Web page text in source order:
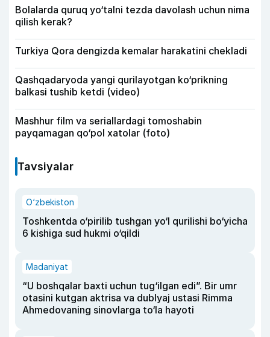
Bolalarda quruq yo‘talni tezda davolash uchun nima
qilish kerak?
Turkiya Qora dengizda kemalar harakatini chekladi
Qashqadaryoda yangi qurilayotgan ko‘prikning
balkasi tushib ketdi (video)
Mashhur film va seriallardagi tomoshabin
payqamagan qo‘pol xatolar (foto)
Tavsiyalar
O‘zbekiston
Toshkentda o‘pirilib tushgan yo‘l qurilishi bo‘yicha
6 kishiga sud hukmi o‘qildi
Madaniyat
“U boshqalar baxti uchun tug‘ilgan edi”. Bir umr
otasini kutgan aktrisa va dublyaj ustasi Rimma
Ahmedovaning sinovlarga to‘la hayoti